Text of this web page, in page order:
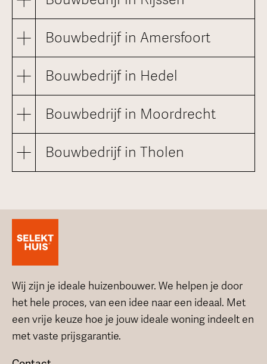
7461 JLRijssen
Kalanderstraat 51
Route plannen
Contact
0548 - 537 500
Bouwbedrijf in Amersfoort
Adres
Route plannen
Bouwbedrijf in Hedel
5321 KB
Buitenkamp 1
Route plannen
Bouwbedrijf in Moordrecht
Adres
2841 LZMoordrecht
Bouwbedrijf in Tholen
Wij zijn je ideale huizenbouwer. We helpen je door
het hele proces, van een idee naar een ideaal. Met
een vrije keuze hoe je jouw ideale woning indeelt en
met vaste prijsgarantie.